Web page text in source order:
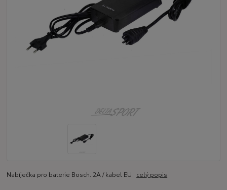
Nabíječka pro baterie Bosch. 2A / kabel EU celý popis